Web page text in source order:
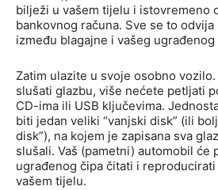
bilježi u vašem tijelu i istovremeno
bankovnog računa. Sve se to
između blagajne i vašeg ugrađenog
Zatim ulazite u svoje osobno
slušati glazbu, više nećete petljati
CD-ima ili USB ključevima.
biti jedan veliki “vanjski disk” (ili
disk”), na kojem je zapisana sva
slušali. Vaš (pametni) automobil će
ugrađenog čipa čitati i
vašem tijelu.